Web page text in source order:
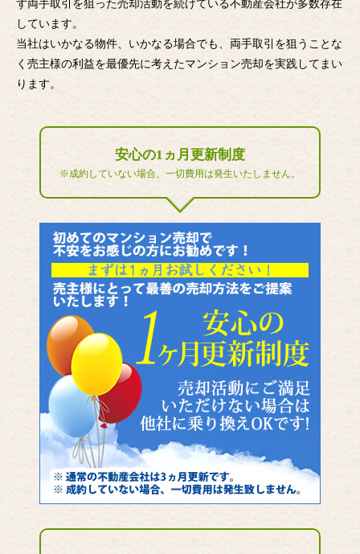
ず両手取引を狙った売却活動を続けている不動産会社が多数存在
しています。
当社はいかなる物件、いかなる場合でも、両手取引を狙うことな
く売主様の利益を最優先に考えたマンション売却を実践してまい
ります。
安心の1ヵ月更新制度
※成約していない場合、一切費用は発生いたしません。